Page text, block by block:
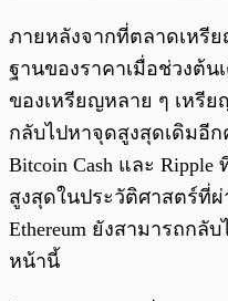
ภายหลังจากที่ตลาดเหรี
ฐานของราคาเมื่อช่วงต้
ของเหรียญหลาย ๆ เหรี
กลับไปหาจุดสูงสุดเดิมอีก
Bitcoin Cash และ Ripple
สูงสุดในประวัติศาสตร์ที่
Ethereum ยังสามารถกลั
หน้านี้